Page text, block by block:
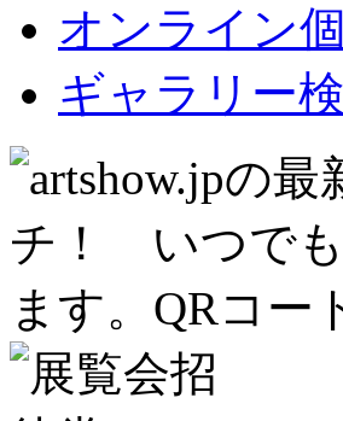
オンライン
ギャラリー